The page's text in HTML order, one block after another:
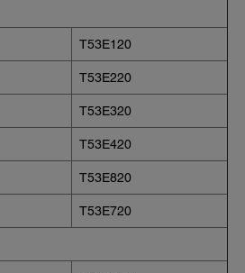
T53E120
T53E220
T53E320
T53E420
T53E820
T53E720